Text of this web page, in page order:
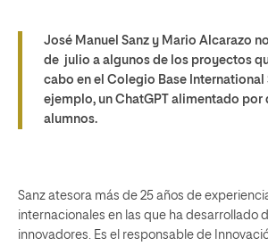
José Manuel Sanz y Mario Alcarazo
de julio a algunos de los proyectos
cabo en el Colegio Base International
ejemplo, un ChatGPT alimentado por
alumnos.
Sanz atesora más de 25 años de
internacionales en las que ha desarrollado
innovadores. Es el responsable de